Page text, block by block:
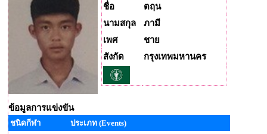
ชื่อ
ตฤน
นามสกุล
ภามี
เพศ
ชาย
สังกัด
กรุงเทพมหานคร
ข้อมูลการแข่งขัน
ชนิดกีฬา ประเภท (Events)